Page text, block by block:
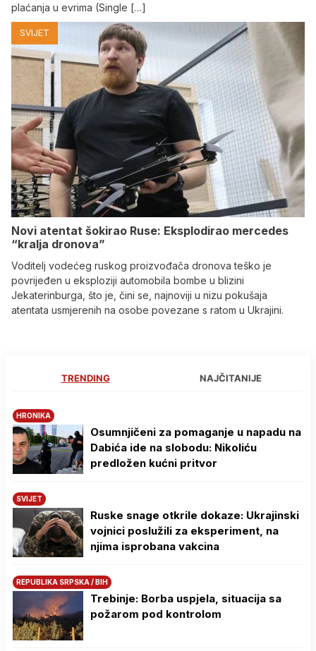
plaćanja u evrima (Single […]
SVIJET
Novi atentat šokirao Ruse: Eksplodirao mercedes
“kralja dronova”
Voditelj vodećeg ruskog proizvođača dronova teško je
povrijeđen u eksploziji automobila bombe u blizini
Jekaterinburga, što je, čini se, najnoviji u nizu pokušaja
atentata usmjerenih na osobe povezane s ratom u Ukrajini.
TRENDING NAJČITANIJE
HRONIKA
Osumnjičeni za pomaganje u napadu na
Dabića ide na slobodu: Nikoliću
predložen kućni pritvor
SVIJET
Ruske snage otkrile dokaze: Ukrajinski
vojnici poslužili za eksperiment, na
njima isprobana vakcina
REPUBLIKA SRPSKA / BIH
Trebinje: Borba uspjela, situacija sa
požarom pod kontrolom